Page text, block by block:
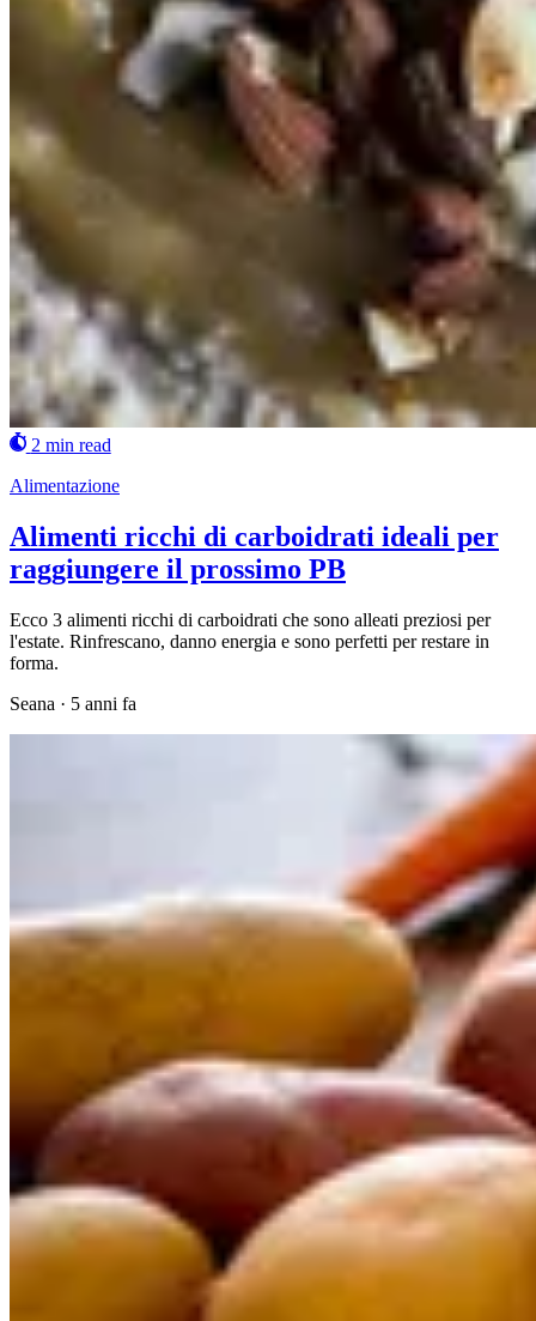
2 min read
Alimentazione
Alimenti ricchi di carboidrati ideali per
raggiungere il prossimo PB
Ecco 3 alimenti ricchi di carboidrati che sono alleati preziosi per
l'estate. Rinfrescano, danno energia e sono perfetti per restare in
forma.
Seana · 5 anni fa